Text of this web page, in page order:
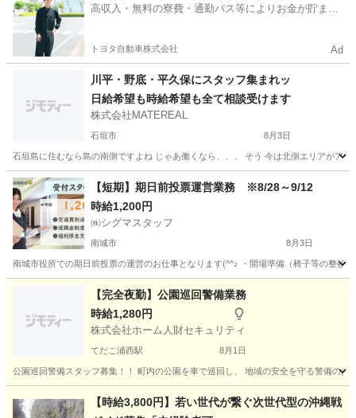
高収入・無料の寮費・通勤バス等によりお金が貯まり
トヨタ自動車株式会社 Ad
川平・野底・平久保にスタッフ集まれッ
日給希望も時給希望も全て相談受けます
株式会社MATEREAL
石垣市 8月3日
石垣島に住むなら島の南側ですよね じゃあ働くなら、、、 そう 今は北側エリアがア
沖縄 石垣市 その他 スタッフ
【短期】期日前投票運営業務 ※8/28～9/12
時給1,200円
㈱シグマスタッフ
南城市 8月3日
南城市役所での期日前投票の運営のお仕事となります(^^♪ ・開場準備（椅子等の整頓
その他 期日前投票
【完全夜勤】公園巡回警備業務
時給1,280円
株式会社ホーム人財セキュリティ
てだこ浦西駅 8月1日
公園巡回警備スタッフ募集！！ 町内の公園を車で巡回し、 地域の安全を守る警備の
てだこ浦西駅 その他 土日
【時給3,800円】若い世代が繋ぐ次世代型の沖縄戦